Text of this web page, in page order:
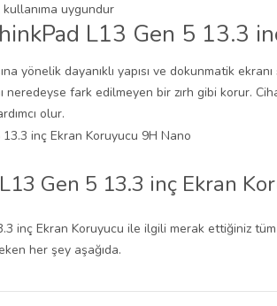
uygundur
L13 Gen 5 13.3
yönelik dayanıklı yapısı ve dokunmatik
neredeyse fark edilmeyen bir zırh gibi korur.
olur.
Gen 5 13.3 inç Ekran
inç Ekran Koruyucu ile ilgili merak ettiğiniz
her şey aşağıda.